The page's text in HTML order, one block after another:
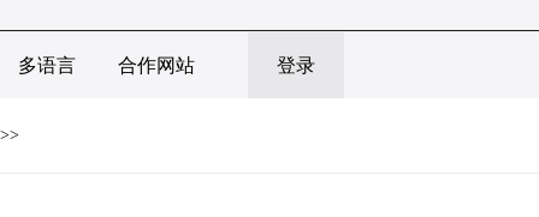
多语言 合作网站 登录
>>